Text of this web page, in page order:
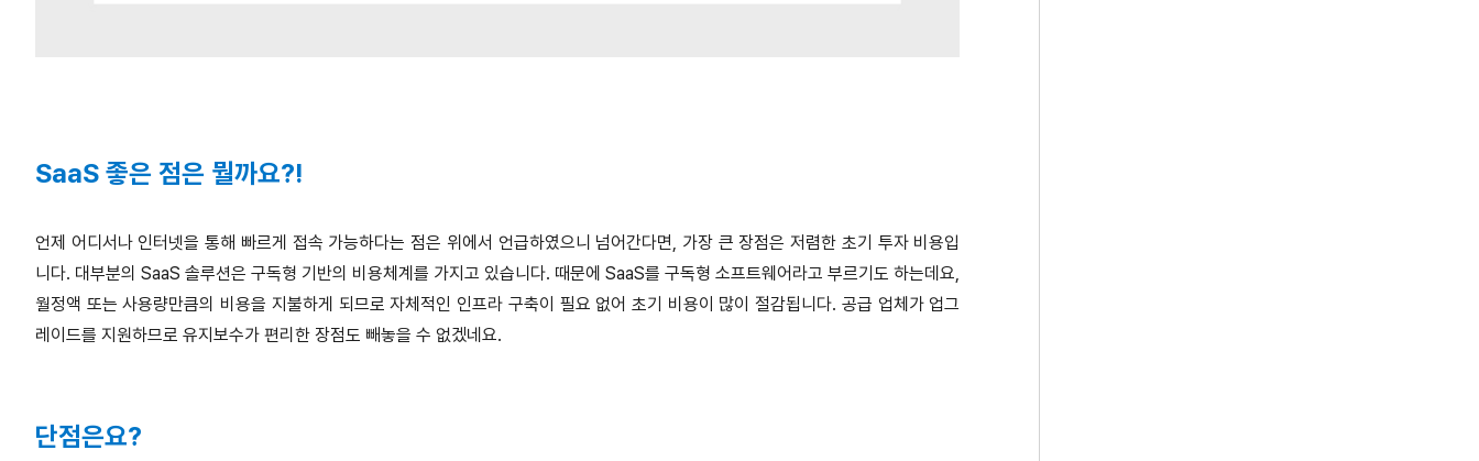
SaaS 좋은 점은 뭘까요?!
언제 어디서나 인터넷을 통해 빠르게 접속 가능하다는 점은 위에서 언급하였으니 넘어간다면, 가장 큰 장점은 저렴한 초기 투자 비용입
니다. 대부분의 SaaS 솔루션은 구독형 기반의 비용체계를 가지고 있습니다. 때문에 SaaS를 구독형 소프트웨어라고 부르기도 하는데요,
월정액 또는 사용량만큼의 비용을 지불하게 되므로 자체적인 인프라 구축이 필요 없어 초기 비용이 많이 절감됩니다. 공급 업체가 업그
레이드를 지원하므로 유지보수가 편리한 장점도 빼놓을 수 없겠네요.
단점은요?